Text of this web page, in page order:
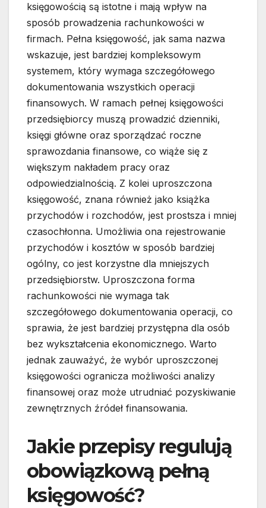
księgowością są istotne i mają wpływ na
sposób prowadzenia rachunkowości w
firmach. Pełna księgowość, jak sama nazwa
wskazuje, jest bardziej kompleksowym
systemem, który wymaga szczegółowego
dokumentowania wszystkich operacji
finansowych. W ramach pełnej księgowości
przedsiębiorcy muszą prowadzić dzienniki,
księgi główne oraz sporządzać roczne
sprawozdania finansowe, co wiąże się z
większym nakładem pracy oraz
odpowiedzialnością. Z kolei uproszczona
księgowość, znana również jako książka
przychodów i rozchodów, jest prostsza i mniej
czasochłonna. Umożliwia ona rejestrowanie
przychodów i kosztów w sposób bardziej
ogólny, co jest korzystne dla mniejszych
przedsiębiorstw. Uproszczona forma
rachunkowości nie wymaga tak
szczegółowego dokumentowania operacji, co
sprawia, że jest bardziej przystępna dla osób
bez wykształcenia ekonomicznego. Warto
jednak zauważyć, że wybór uproszczonej
księgowości ogranicza możliwości analizy
finansowej oraz może utrudniać pozyskiwanie
zewnętrznych źródeł finansowania.
Jakie przepisy regulują
obowiązkową pełną
księgowość?